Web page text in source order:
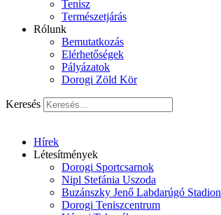
Tenisz
Természetjárás
Rólunk
Bemutatkozás
Elérhetőségek
Pályázatok
Dorogi Zöld Kör
Keresés
Hírek
Létesítmények
Dorogi Sportcsarnok
Nipl Stefánia Uszoda
Buzánszky Jenő Labdarúgó Stadion
Dorogi Teniszcentrum